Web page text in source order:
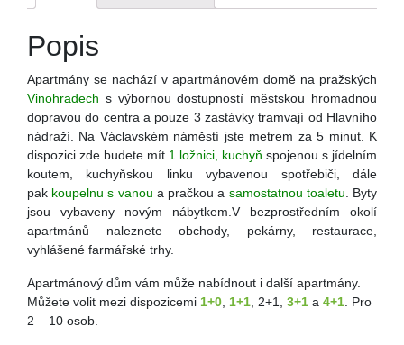
Popis
Apartmány se nachází v apartmánovém domě na pražských
Vinohradech s výbornou dostupností městskou hromadnou
dopravou do centra a pouze 3 zastávky tramvají od Hlavního
nádraží. Na Václavském náměstí jste metrem za 5 minut. K
dispozici zde budete mít 1 ložnici, kuchyň spojenou s jídelním
koutem, kuchyňskou linku vybavenou spotřebiči, dále
pak koupelnu s vanou a pračkou a samostatnou toaletu . Byty
jsou vybaveny novým nábytkem.V bezprostředním okolí
apartmánů naleznete obchody, pekárny, restaurace,
vyhlášené farmářské trhy.
Apartmánový dům vám může nabídnout i další apartmány.
Můžete volit mezi dispozicemi 1+0 1+1 , 2+1, 3+1 a 4+1 . Pro
2 – 10 osob.